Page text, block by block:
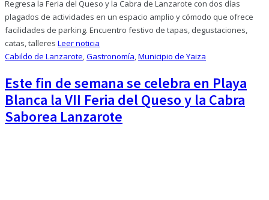
Regresa la Feria del Queso y la Cabra de Lanzarote con dos días
plagados de actividades en un espacio amplio y cómodo que ofrece
facilidades de parking. Encuentro festivo de tapas, degustaciones,
catas, talleres Leer noticia
Cabildo de Lanzarote,Gastronomía,Municipio de Yaiza
Este fin de semana se celebra en Playa
Blanca la VII Feria del Queso y la Cabra
Saborea Lanzarote